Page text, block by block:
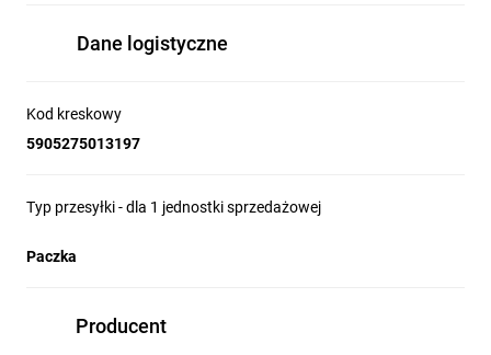
Dane logistyczne
Kod kreskowy
5905275013197
Typ przesyłki - dla 1 jednostki sprzedażowej
Paczka
Producent